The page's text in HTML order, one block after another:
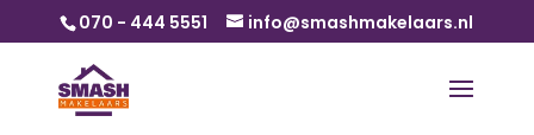
070 - 444 5551 info@smashmakelaars.nl